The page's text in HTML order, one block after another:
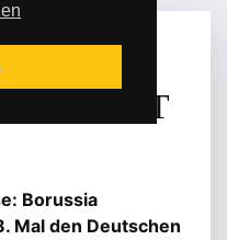
GEWINNT
Borussia
Mal den Deutschen